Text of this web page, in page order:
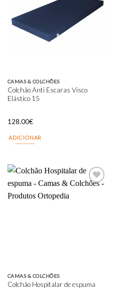
Add to
wishlist
CAMAS & COLCHÕES
Colchão Anti Escaras Visco
Elástico 15
128.00€
ADICIONAR
CAMAS & COLCHÕES
Colchão Hospitalar de espuma